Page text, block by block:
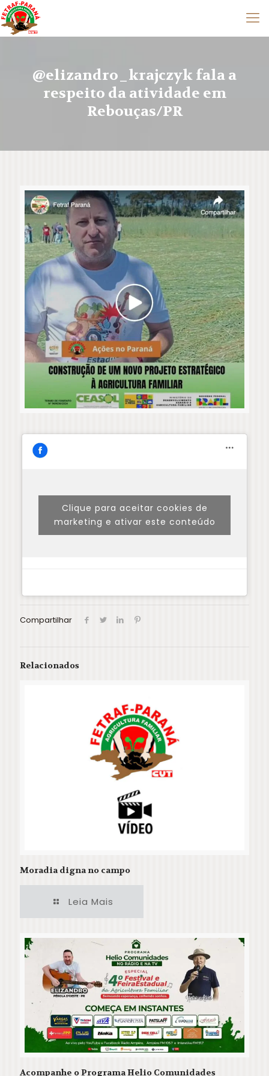
@elizandro_krajczyk fala a
respeito da atividade em
Rebouças/PR
Clique para aceitar cookies de
marketing e ativar este conteúdo
Compartilhar
Relacionados
Moradia digna no campo
Leia Mais
Acompanhe o Programa Helio Comunidades